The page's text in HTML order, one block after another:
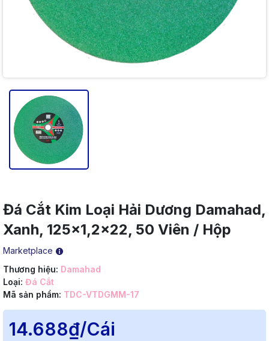
Đá Cắt Kim Loại Hải Dương Damahad,
Xanh, 125x1,2x22, 50 Viên / Hộp
Marketplace
Thương hiệu: Damahad
Loại: Đá Cắt
Mã sản phẩm: TDC-VTDGMM-17
14.688₫/Cái